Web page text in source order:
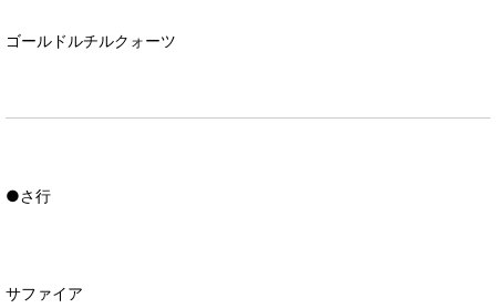
ゴールドルチルクォーツ
●さ行
サファイア